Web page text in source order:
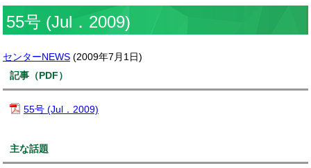
55号 (Jul．2009)
センターNEWS (2009年7月1日)
記事（PDF）
55号 (Jul．2009)
主な話題